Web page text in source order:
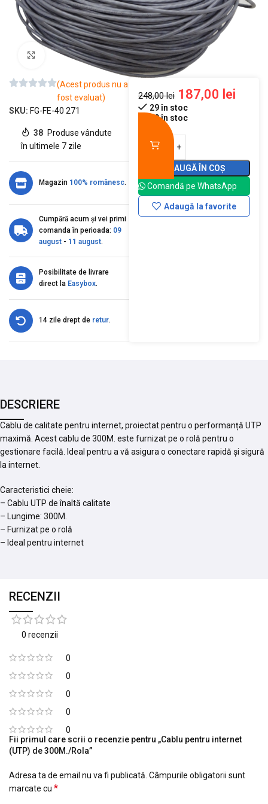
Mărește imaginea
(Acest produs nu a
fost evaluat)
SKU: FG-FE-40 271
38 Produse vândute
în ultimele 7 zile
Magazin 100% românesc.
Cumpără acum și vei primi
comanda în perioada: 09
august - 11 august.
Posibilitate de livrare
direct la Easybox.
14 zile drept de retur.
248,00lei 187,00 lei
29 în stoc
29 în stoc
ADAUGĂ ÎN COȘ
Comandă pe WhatsApp
Adaugă la favorite
DESCRIERE
Cablu de calitate pentru internet, proiectat pentru o performanță UTP
maximă. Acest cablu de 300M. este furnizat pe o rolă pentru o
gestionare facilă. Ideal pentru a vă asigura o conectare rapidă și sigură
la internet.
Caracteristici cheie:
– Cablu UTP de înaltă calitate
– Lungime: 300M.
– Furnizat pe o rolă
– Ideal pentru internet
RECENZII
0 recenzii
0
0
0
0
0
Fii primul care scrii o recenzie pentru „Cablu pentru internet
(UTP) de 300M./Rola”
Adresa ta de email nu va fi publicată. Câmpurile obligatorii sunt
marcate cu *